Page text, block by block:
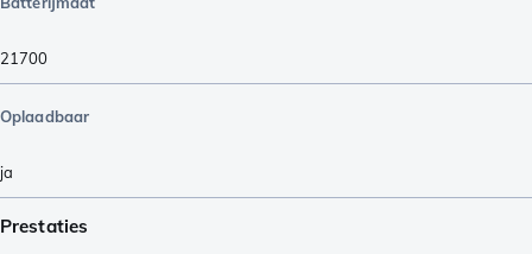
21700
Oplaadbaar
ja
Prestaties